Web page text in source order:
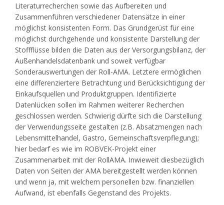
Literaturrecherchen sowie das Aufbereiten und
Zusammenführen verschiedener Datensätze in einer
möglichst konsistenten Form. Das Grundgerüst für eine
möglichst durchgehende und konsistente Darstellung der
Stoffflüsse bilden die Daten aus der Versorgungsbilanz, der
Außenhandelsdatenbank und soweit verfügbar
Sonderauswertungen der Roll-AMA. Letztere ermöglichen
eine differenziertere Betrachtung und Berücksichtigung der
Einkaufsquellen und Produktgruppen. Identifizierte
Datenlücken sollen im Rahmen weiterer Recherchen
geschlossen werden. Schwierig dürfte sich die Darstellung
der Verwendungsseite gestalten (z.B. Absatzmengen nach
Lebensmittelhandel, Gastro, Gemeinschaftsverpflegung);
hier bedarf es wie im ROBVEK-Projekt einer
Zusammenarbeit mit der RollAMA. Inwieweit diesbezüglich
Daten von Seiten der AMA bereitgestellt werden können
und wenn ja, mit welchem personellen bzw. finanziellen
Aufwand, ist ebenfalls Gegenstand des Projekts.